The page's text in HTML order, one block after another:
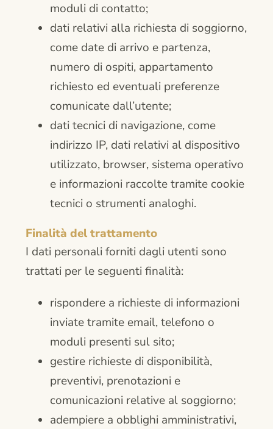
moduli di contatto;
dati relativi alla richiesta di soggiorno,
come date di arrivo e partenza,
numero di ospiti, appartamento
richiesto ed eventuali preferenze
comunicate dall’utente;
dati tecnici di navigazione, come
indirizzo IP, dati relativi al dispositivo
utilizzato, browser, sistema operativo
e informazioni raccolte tramite cookie
tecnici o strumenti analoghi.
Finalità del trattamento
I dati personali forniti dagli utenti sono
trattati per le seguenti finalità:
rispondere a richieste di informazioni
inviate tramite email, telefono o
moduli presenti sul sito;
gestire richieste di disponibilità,
preventivi, prenotazioni e
comunicazioni relative al soggiorno;
adempiere a obblighi amministrativi,